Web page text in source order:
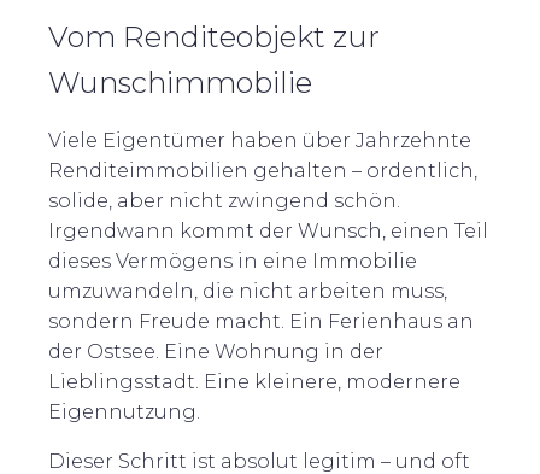
Vom Renditeobjekt zur
Wunschimmobilie
Viele Eigentümer haben über Jahrzehnte
Renditeimmobilien gehalten – ordentlich,
solide, aber nicht zwingend schön.
Irgendwann kommt der Wunsch, einen Teil
dieses Vermögens in eine Immobilie
umzuwandeln, die nicht arbeiten muss,
sondern Freude macht. Ein Ferienhaus an
der Ostsee. Eine Wohnung in der
Lieblingsstadt. Eine kleinere, modernere
Eigennutzung.
Dieser Schritt ist absolut legitim – und oft